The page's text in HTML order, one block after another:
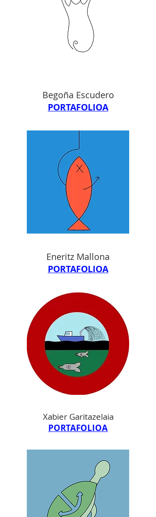
Begoña Escudero
PORTAFOLIOA
Eneritz Mallona
PORTAFOLIOA
Xabier Garitazelaia
PORTAFOLIOA